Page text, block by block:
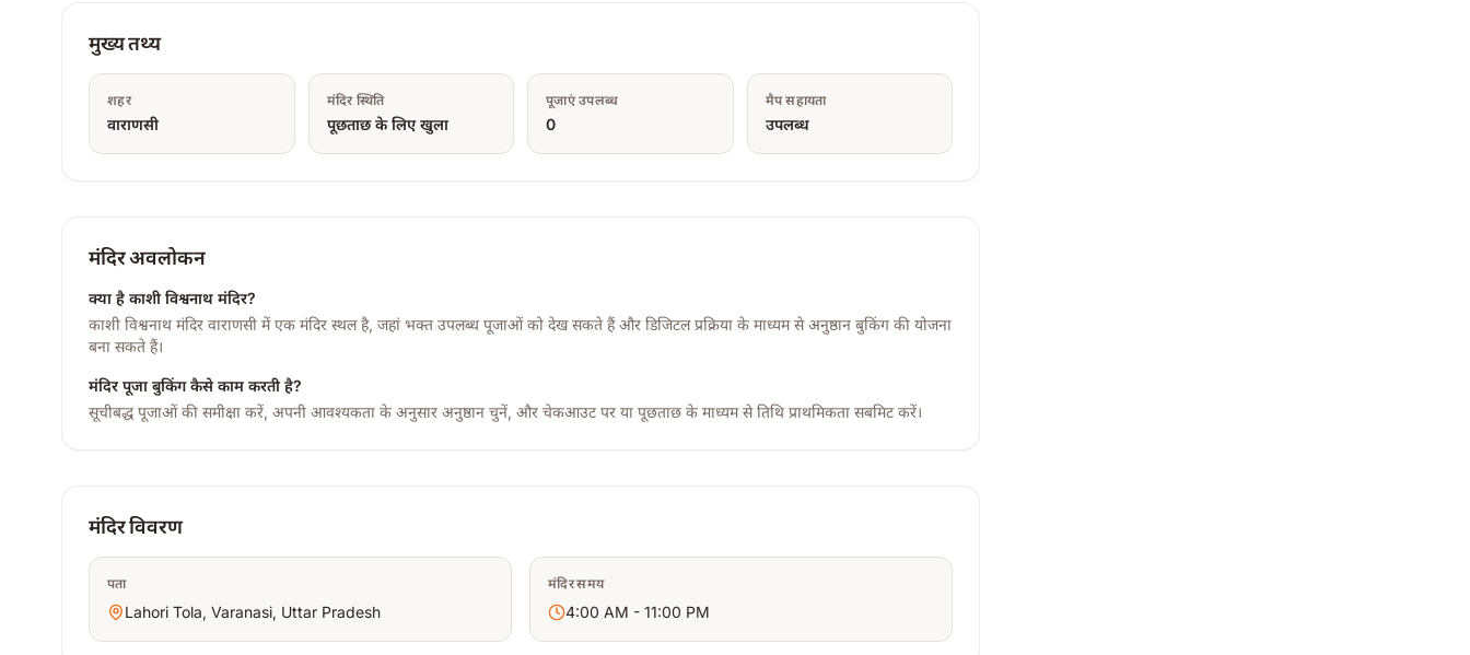
मुख्य तथ्य
शहर
वाराणसी
मंदिर स्थिति
पूछताछ के लिए खुला
पूजाएं उपलब्ध
0
मैप सहायता
उपलब्ध
मंदिर अवलोकन
क्या है काशी विश्वनाथ मंदिर?
काशी विश्वनाथ मंदिर वाराणसी में एक मंदिर स्थल है, जहां भक्त उपलब्ध पूजाओं को देख सकते हैं और डिजिटल प्रक्रिया के माध्यम से अनुष्ठान बुकिंग की योजना
बना सकते हैं।
मंदिर पूजा बुकिंग कैसे काम करती है?
सूचीबद्ध पूजाओं की समीक्षा करें, अपनी आवश्यकता के अनुसार अनुष्ठान चुनें, और चेकआउट पर या पूछताछ के माध्यम से तिथि प्राथमिकता सबमिट करें।
मंदिर विवरण
पता
Lahori Tola, Varanasi, Uttar Pradesh
मंदिर समय
4:00 AM - 11:00 PM